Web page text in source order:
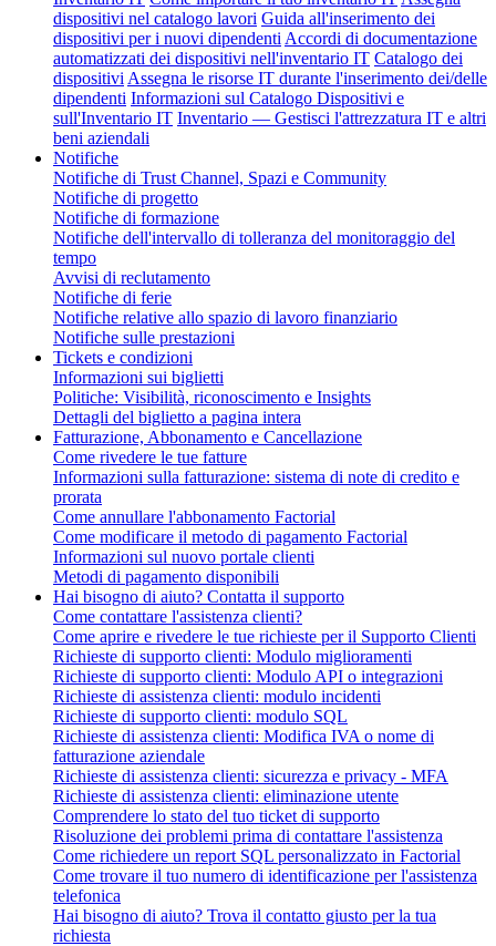
dispositivi nel catalogo lavori Guida all'inserimento dei
dispositivi per i nuovi dipendenti Accordi di documentazione
automatizzati dei dispositivi nell'inventario IT Catalogo dei
dispositivi Assegna le risorse IT durante l'inserimento dei/delle
dipendenti Informazioni sul Catalogo Dispositivi e
sull'Inventario IT Inventario — Gestisci l'attrezzatura IT e altri
beni aziendali
Notifiche
Notifiche di Trust Channel, Spazi e Community
Notifiche di progetto
Notifiche di formazione
Notifiche dell'intervallo di tolleranza del monitoraggio del
tempo
Avvisi di reclutamento
Notifiche di ferie
Notifiche relative allo spazio di lavoro finanziario
Notifiche sulle prestazioni
Tickets e condizioni
Informazioni sui biglietti
Politiche: Visibilità, riconoscimento e Insights
Dettagli del biglietto a pagina intera
Fatturazione, Abbonamento e Cancellazione
Come rivedere le tue fatture
Informazioni sulla fatturazione: sistema di note di credito e
prorata
Come annullare l'abbonamento Factorial
Come modificare il metodo di pagamento Factorial
Informazioni sul nuovo portale clienti
Metodi di pagamento disponibili
Hai bisogno di aiuto? Contatta il supporto
Come contattare l'assistenza clienti?
Come aprire e rivedere le tue richieste per il Supporto Clienti
Richieste di supporto clienti: Modulo miglioramenti
Richieste di supporto clienti: Modulo API o integrazioni
Richieste di assistenza clienti: modulo incidenti
Richieste di supporto clienti: modulo SQL
Richieste di assistenza clienti: Modifica IVA o nome di
fatturazione aziendale
Richieste di assistenza clienti: sicurezza e privacy - MFA
Richieste di assistenza clienti: eliminazione utente
Comprendere lo stato del tuo ticket di supporto
Risoluzione dei problemi prima di contattare l'assistenza
Come richiedere un report SQL personalizzato in Factorial
Come trovare il tuo numero di identificazione per l'assistenza
telefonica
Hai bisogno di aiuto? Trova il contatto giusto per la tua
richiesta